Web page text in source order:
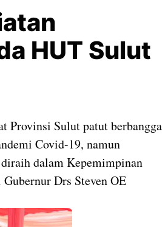
HUT Sulut
Provinsi Sulut patut berbangga
Covid-19, namun
dalam Kepemimpinan
Drs Steven OE